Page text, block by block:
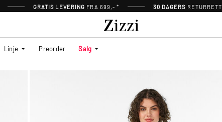
GRATIS LEVERING FRA 699,- * 30 DAGERS RETURRETT
Linje Preorder Salg